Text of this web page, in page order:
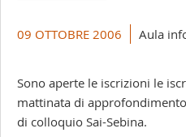
09 OTTOBRE 2006 Aula
Sono aperte le iscrizioni le
mattinata di
di colloquio Sai-Sebina.